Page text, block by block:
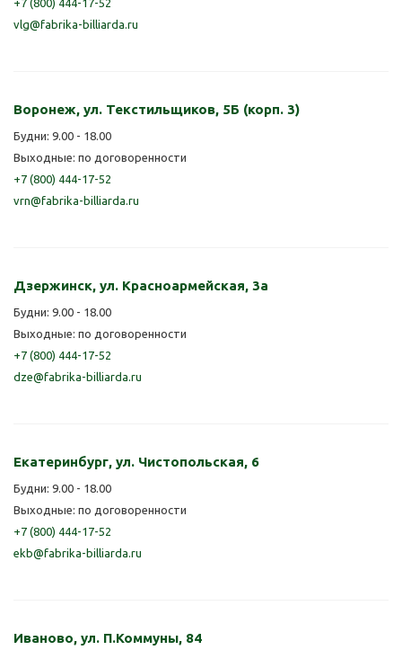
+7 (800) 444-17-52
vlg@fabrika-billiarda.ru
Воронеж, ул. Текстильщиков, 5Б (корп. 3)
Будни: 9.00 - 18.00
Выходные: по договоренности
+7 (800) 444-17-52
vrn@fabrika-billiarda.ru
Дзержинск, ул. Красноармейская, 3а
Будни: 9.00 - 18.00
Выходные: по договоренности
+7 (800) 444-17-52
dze@fabrika-billiarda.ru
Екатеринбург, ул. Чистопольская, 6
Будни: 9.00 - 18.00
Выходные: по договоренности
+7 (800) 444-17-52
ekb@fabrika-billiarda.ru
Иваново, ул. П.Коммуны, 84